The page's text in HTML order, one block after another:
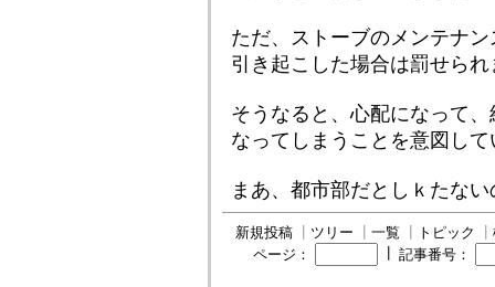
ただ、ストーブのメンテナ
引き起こした場合は罰せられ
そうなると、心配になって
なってしまうことを意図し
まあ、都市部だとしｋたな
新規投稿 ツリー 一覧 トピック
ページ：
記事番号：